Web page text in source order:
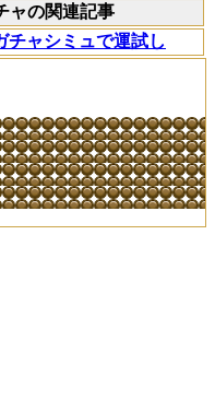
ャの関連記事
チャシミュで運試し